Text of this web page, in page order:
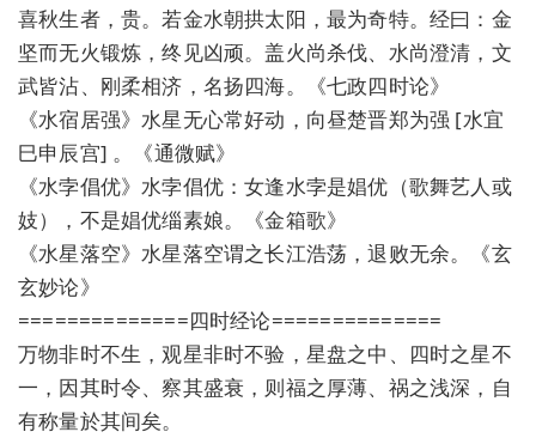
喜秋生者，贵。若金水朝拱太阳，最为奇特。经曰：金
坚而无火锻炼，终见凶顽。盖火尚杀伐、水尚澄清，文
武皆沾、刚柔相济，名扬四海。《七政四时论》
《水宿居强》水星无心常好动，向昼楚晋郑为强 [水宜
巳申辰宫] 。《通微赋》
《水孛倡优》水孛倡优：女逢水孛是娼优（歌舞艺人或
妓），不是娼优缁素娘。《金箱歌》
《水星落空》水星落空谓之长江浩荡，退败无余。《玄
玄妙论》
==============四时经论==============
万物非时不生，观星非时不验，星盘之中、四时之星不
一，因其时令、察其盛衰，则福之厚薄、祸之浅深，自
有称量於其间矣。